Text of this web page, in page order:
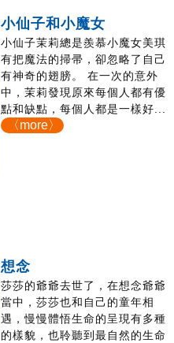
小仙子和小魔女
小仙子茉莉總是羨慕小魔女美琪
有把魔法的掃帚，卻忽略了自己
有神奇的翅膀。 在一次的意外
中，茉莉發現原來每個人都有優
點和缺點，每個人都是一樣好...
〈more〉
想念
莎莎的爺爺去世了，在想念爺爺
當中，莎莎也和自己的童年相
遇，慢慢體悟生命的呈現有多種
的樣貌，也聆聽到最自然的生命